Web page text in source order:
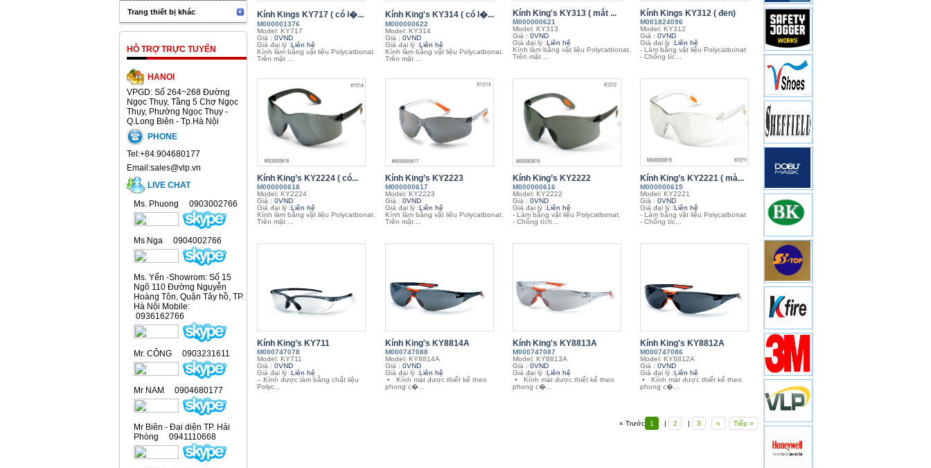
Trang thiết bị khác
HỖ TRỢ TRỰC TUYẾN
HANOI
VPGD: Số 264~268 Đường
Ngọc Thụy, Tầng 5 Chợ Ngọc
Thụy, Phường Ngọc Thụy -
Q.Long Biên - Tp.Hà Nội
PHONE
Tel:+84.904680177
Email:sales@vlp.vn
LIVE CHAT
Ms. Phuong 0903002766
Ms.Nga 0904002766
Ms. Yến -Showrom: Số 15
Ngõ 110 Đường Nguyễn
Hoàng Tôn, Quận Tây hồ, TP.
Hà Nội Mobile:
0936162766
Mr. CÔNG 0903231611
Mr NAM 0904680177
Mr Biên - Đại diện TP. Hải
Phòng 0941110668
Kính Kings KY717 ( có l�...
M000001376
Model: KY717
Giá : 0VND
Giá đại lý :Liên hệ
Kính làm bằng vật liệu Polycatbonat.
Trên mặt ...
Kính King's KY314 ( có l�...
M000000622
Model: KY314
Giá : 0VND
Giá đại lý :Liên hệ
Kính làm bằng vật liệu Polycatbonat.
Trên mặt ...
Kính King's KY313 ( mắt ...
M000000621
Model: KY313
Giá : 0VND
Giá đại lý :Liên hệ
Kính làm bằng vật liệu Polycatbonat.
Trên mặt ...
Kính Kings KY312 ( đen)
M001824096
Model: KY312
Giá : 0VND
Giá đại lý :Liên hệ
- Làm bằng vật liệu Polycatbonat
- Chống tíc...
Kính King’s KY2224 ( có...
M000000618
Model: KY2224
Giá : 0VND
Giá đại lý :Liên hệ
Kính làm bằng vật liệu Polycatbonat.
Trên mặt ...
Kính King’s KY2223
M000000617
Model: KY2223
Giá : 0VND
Giá đại lý :Liên hệ
Kính làm bằng vật liệu Polycatbonat.
Trên mặt ...
Kính King’s KY2222
M000000616
Model: KY2222
Giá : 0VND
Giá đại lý :Liên hệ
- Làm bằng vật liệu Polycatbonat.
- Chống tích...
Kính King’s KY2221 ( mà...
M000000615
Model: KY2221
Giá : 0VND
Giá đại lý :Liên hệ
- Làm bằng vật liệu Polycatbonat
- Chống tíc...
Kính King’s KY711
M000747078
Model: KY711
Giá : 0VND
Giá đại lý :Liên hệ
– Kính được làm bằng chất liệu
Polyc...
Kính King's KY8814A
M000747088
Model: KY8814A
Giá : 0VND
Giá đại lý :Liên hệ
• Kính mát được thiết kế theo
phong c�...
Kính King's KY8813A
M000747087
Model: KY8813A
Giá : 0VND
Giá đại lý :Liên hệ
• Kính mát được thiết kế theo
phong c�...
Kính King's KY8812A
M000747086
Model: KY8812A
Giá : 0VND
Giá đại lý :Liên hệ
• Kính mát được thiết kế theo
phong c�...
« Trước 1 | 2 | 3 Tiếp »
«